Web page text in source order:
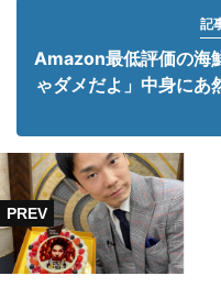
記
Amazon最低評価の海
ゃダメだよ」中身に